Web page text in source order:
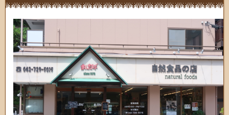
わせ